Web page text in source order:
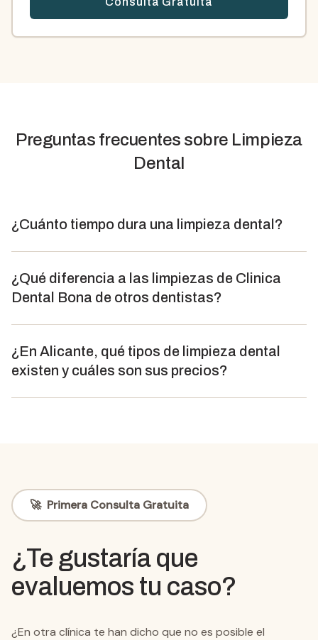
Preguntas frecuentes sobre Limpieza
Dental
¿Cuánto tiempo dura una limpieza dental?
centros dedican solo entre 10 y 25 minutos por
paciente, utilizando herramientas ultrasónicas
En nuestra clínica de Alicante, una limpieza dental
dura aproximadamente 45 minutos. Gracias a
nuestro equipo especializado de higienistas,
¿Qué diferencia a las limpiezas de Clinica
Dental Bona de otros dentistas?
¿En Alicante, qué tipos de limpieza dental
existen y cuáles son sus precios?
🚀 Primera Consulta Gratuita
¿Te gustaría que
evaluemos tu caso?
¿En otra clínica te han dicho que no es posible el